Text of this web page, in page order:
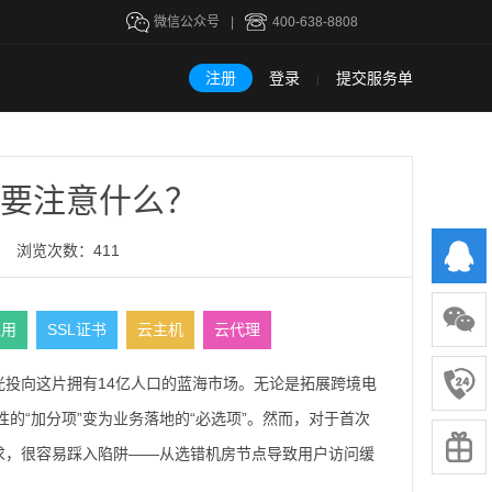
400-638-8808
微信公众号
注册 登录 | 提交服务单
注意什么？
浏览次数：411
SSL证书 云主机 云代理
向这片拥有14亿人口的蓝海市场。无论是拓展跨境电
“加分项”变为业务落地的“必选项”。然而，对于首次
，很容易踩入陷阱——从选错机房节点导致用户访问缓